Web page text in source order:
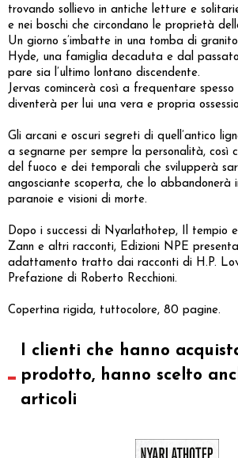
trovando sollievo in antiche letture e
e nei boschi che circondano le proprietà
Un giorno s’imbatte in una tomba di
Hyde, una famiglia decaduta e dal
pare sia l’ultimo lontano discendente.
Jervas comincerà così a frequentare
diventerà per lui una vera e propria
Gli arcani e oscuri segreti di quell’antico
a segnarne per sempre la personalità, così
del fuoco e dei temporali che svilupperà
angosciante scoperta, che lo abbandonerà
paranoie e visioni di morte.
Dopo i successi di Nyarlathotep, Il tempio
Zann e altri racconti, Edizioni NPE
adattamento tratto dai racconti di H.P.
Prefazione di Roberto Recchioni.
Copertina rigida, tuttocolore, 80 pagine.
I clienti che hanno
prodotto, hanno scelto
articoli